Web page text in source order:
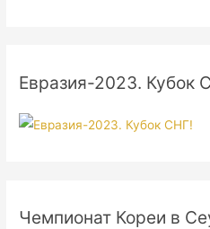
Евразия-2023. Кубок
Чемпионат Кореи в